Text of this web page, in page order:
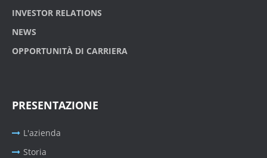
INVESTOR RELATIONS
NEWS
OPPORTUNITÀ DI CARRIERA
PRESENTAZIONE
L'azienda
Storia